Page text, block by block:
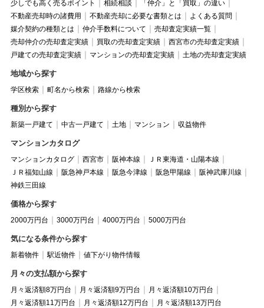
少しでも高く売るポイント
相続相談
「仲介」と「買取」の違い
不動産売却時の諸費用
不動産売却に必要な書類とは
よくある質問
媒介契約の種類とは
仲介手数料について
売却査定実績一覧
売却仲介の売却査定実績
買取の売却査定実績
西宮市の売却査定実績
戸建ての売却査定実績
マンションの売却査定実績 土地の売却査定実績
地域から探す
学区検索 町名から検索 路線から検索
種別から探す
新築一戸建て 中古一戸建て 土地 マンション 収益物件
マンションカタログ
マンションカタログ 西宮市 阪神本線
ＪＲ東海道・山陽本線
ＪＲ福知山線
阪急神戸本線 阪急今津線 阪急甲陽線
阪神武庫川線
神鉄三田線
価格から探す
2000万円台 3000万円台 4000万円台 5000万円台
気になる条件から探す
新着物件 駅近物件 値下がり物件情報
月々の支払額から探す
月々返済額8万円台 月々返済額9万円台
月々返済額10万円台
月々返済額11万円台
月々返済額12万円台 月々返済額13万円台